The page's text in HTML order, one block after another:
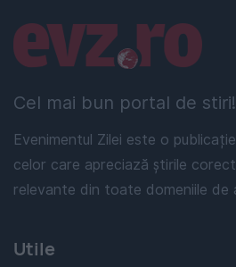
Cel mai bun portal de stiri!
Evenimentul Zilei este o
celor care apreciază știrile
relevante din toate domeniile
Linkuri utile
Utile